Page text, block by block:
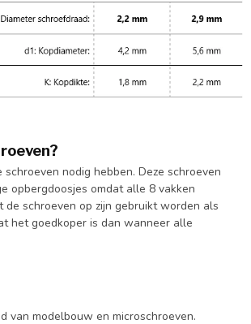
nodig hebben. Deze schroeven
opbergdoosjes omdat alle 8 vakken
schroeven op zijn gebruikt worden als
het goedkoper is dan wanneer alle
van modelbouw en microschroeven.